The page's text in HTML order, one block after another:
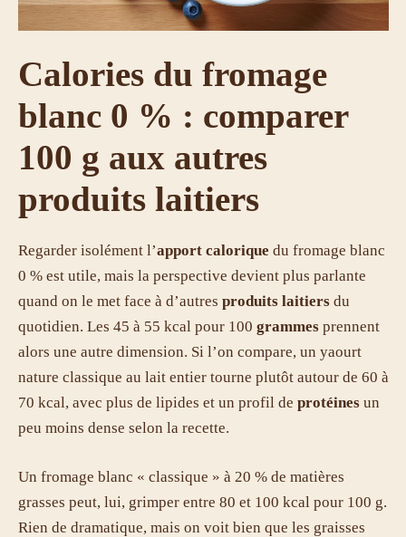
Calories du fromage
blanc 0 % : comparer
100 g aux autres
produits laitiers
Regarder isolément l’apport calorique du fromage blanc
0 % est utile, mais la perspective devient plus parlante
quand on le met face à d’autres produits laitiers du
quotidien. Les 45 à 55 kcal pour 100 grammes prennent
alors une autre dimension. Si l’on compare, un yaourt
nature classique au lait entier tourne plutôt autour de 60 à
70 kcal, avec plus de lipides et un profil de protéines un
peu moins dense selon la recette.
Un fromage blanc « classique » à 20 % de matières
grasses peut, lui, grimper entre 80 et 100 kcal pour 100 g.
Rien de dramatique, mais on voit bien que les graisses